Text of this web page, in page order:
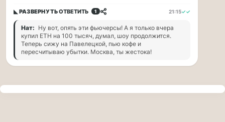
16.08
|
16:00
Петр
Ильич
Чайковский
один
из
◣ РАЗВЕРНУТЬОТВЕТИТЬ 1 21:15✓✓
Нат: Ну вот, опять эти фьючерсы! А я только вчера
купил ETH на 100 тысяч, думал, шоу продолжится.
Теперь сижу на Павелецкой, пью кофе и
пересчитываю убытки. Москва, ты жестока!